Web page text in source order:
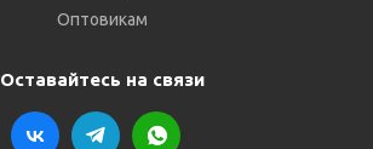
Оптовикам
Оставайтесь на связи